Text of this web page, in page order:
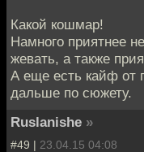
Какой кошмар!
Намного приятнее
жевать, а также
А еще есть кайф от
дальше по сюжету.
Ruslanishe »
#49 | 23.04.15 04:08